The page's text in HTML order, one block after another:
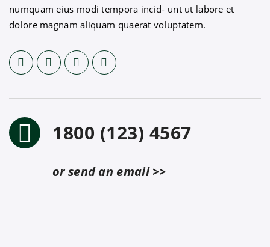
numquam eius modi tempora incid- unt ut labore et
dolore magnam aliquam quaerat voluptatem.
1800 (123) 4567
or send an email >>